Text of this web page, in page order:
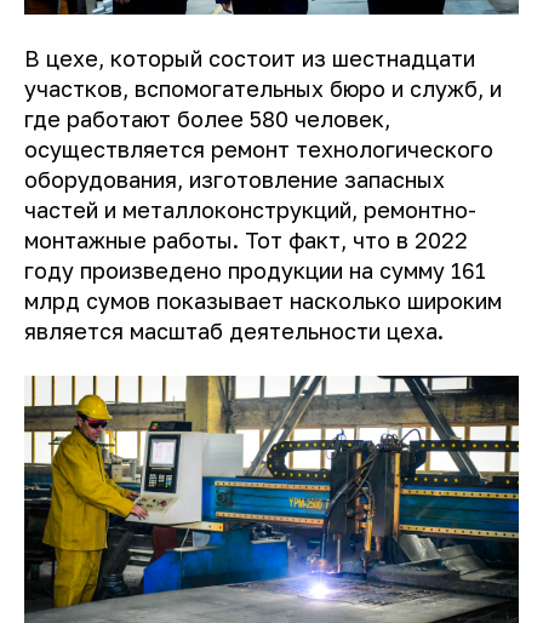
В цехе, который состоит из шестнадцати
участков, вспомогательных бюро и служб, и
где работают более 580 человек,
осуществляется ремонт технологического
оборудования, изготовление запасных
частей и металлоконструкций, ремонтно-
монтажные работы. Тот факт, что в 2022
году произведено продукции на сумму 161
млрд сумов показывает насколько широким
является масштаб деятельности цеха.